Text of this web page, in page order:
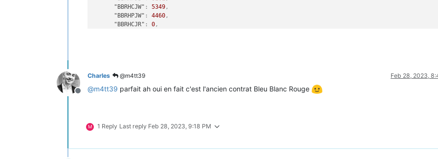
"BBRHCJW" : 5349,
"BBRHPJW" : 4460,
"BBRHCJR" : 0,
"PAPP": 410
"HHPHC": "Y"
"MOTDETAT"
}
Offline
Charles @m4tt39 Feb 28, 2023,
@m4tt39 parfait ah oui en fait c'est l'ancien contrat Bleu Blanc Rouge
M 1 Reply Last reply Feb 28, 2023, 9:18 PM